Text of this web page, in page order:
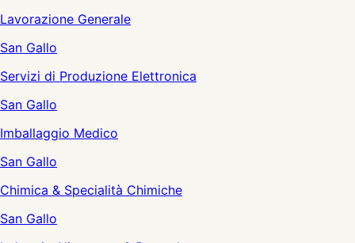
Lavorazione Generale
San Gallo
Servizi di Produzione Elettronica
San Gallo
Imballaggio Medico
San Gallo
Chimica & Specialità Chimiche
San Gallo